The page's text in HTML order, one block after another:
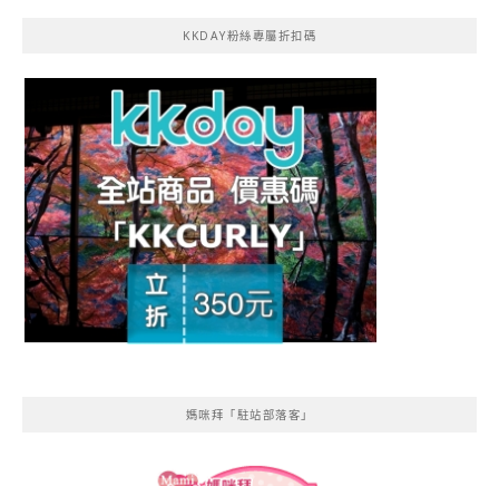
KKDAY粉絲專屬折扣碼
媽咪拜「駐站部落客」